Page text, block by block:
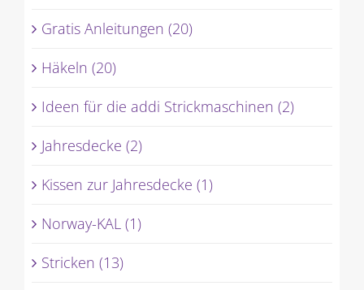
Gratis Anleitungen (20)
Häkeln (20)
Ideen für die addi Strickmaschinen (2)
Jahresdecke (2)
Kissen zur Jahresdecke (1)
Norway-KAL (1)
Stricken (13)